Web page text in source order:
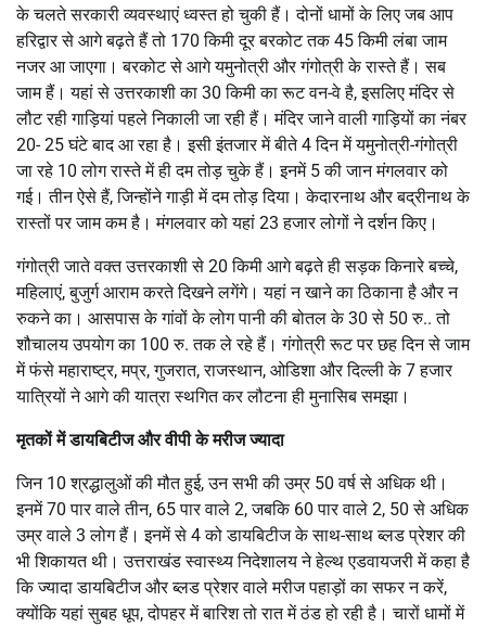
के चलते सरकारी व्यवस्थाएं ध्वस्त हो चुकी हैं। दोनों धामों के लिए जब आप
हरिद्वार से आगे बढ़ते हैं तो 170 किमी दूर बरकोट तक 45 किमी लंबा जाम
नजर आ जाएगा। बरकोट से आगे यमुनोत्री और गंगोत्री के रास्ते हैं। सब
जाम हैं। यहां से उत्तरकाशी का 30 किमी का रूट वन-वे है, इसलिए मंदिर से
लौट रही गाड़ियां पहले निकाली जा रही हैं। मंदिर जाने वाली गाड़ियों का नंबर
20- 25 घंटे बाद आ रहा है। इसी इंतजार में बीते 4 दिन में यमुनोत्री-गंगोत्री
जा रहे 10 लोग रास्ते में ही दम तोड़ चुके हैं। इनमें 5 की जान मंगलवार को
गई। तीन ऐसे हैं, जिन्होंने गाड़ी में दम तोड़ दिया। केदारनाथ और बद्रीनाथ के
रास्तों पर जाम कम है। मंगलवार को यहां 23 हजार लोगों ने दर्शन किए।
गंगोत्री जाते वक्त उत्तरकाशी से 20 किमी आगे बढ़ते ही सड़क किनारे बच्चे,
महिलाएं, बुजुर्ग आराम करते दिखने लगेंगे। यहां न खाने का ठिकाना है और न
रुकने का। आसपास के गांवों के लोग पानी की बोतल के 30 से 50 रु.. तो
शौचालय उपयोग का 100 रु. तक ले रहे हैं। गंगोत्री रूट पर छह दिन से जाम
में फंसे महाराष्ट्र, मप्र, गुजरात, राजस्थान, ओडिशा और दिल्ली के 7 हजार
यात्रियों ने आगे की यात्रा स्थगित कर लौटना ही मुनासिब समझा।
मृतकों में डायबिटीज और वीपी के मरीज ज्यादा
जिन 10 श्रद्धालुओं की मौत हुई, उन सभी की उम्र 50 वर्ष से अधिक थी।
इनमें 70 पार वाले तीन, 65 पार वाले 2, जबकि 60 पार वाले 2, 50 से अधिक
उम्र वाले 3 लोग हैं। इनमें से 4 को डायबिटीज के साथ-साथ ब्लड प्रेशर की
भी शिकायत थी। उत्तराखंड स्वास्थ्य निदेशालय ने हेल्थ एडवायजरी में कहा है
कि ज्यादा डायबिटीज और ब्लड प्रेशर वाले मरीज पहाड़ों का सफर न करें,
क्योंकि यहां सुबह धूप, दोपहर में बारिश तो रात में ठंड हो रही है। चारों धामों में